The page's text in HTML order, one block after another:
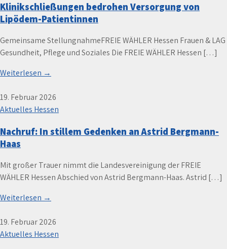
Klinikschließungen bedrohen Versorgung von
Lipödem-Patientinnen
Gemeinsame StellungnahmeFREIE WÄHLER Hessen Frauen & LAG
Gesundheit, Pflege und Soziales Die FREIE WÄHLER Hessen […]
Weiterlesen →
19. Februar 2026
Aktuelles Hessen
Nachruf: In stillem Gedenken an Astrid Bergmann-
Haas
Mit großer Trauer nimmt die Landesvereinigung der FREIE
WÄHLER Hessen Abschied von Astrid Bergmann-Haas. Astrid […]
Weiterlesen →
19. Februar 2026
Aktuelles Hessen